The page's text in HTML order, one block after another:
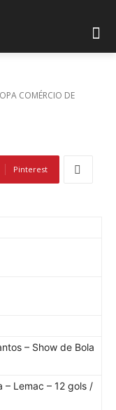
COMÉRCIO DE
Pinterest
– Show de Bola
– Lemac – 12 gols /